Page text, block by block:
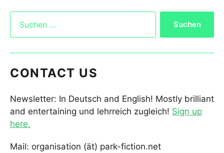
CONTACT US
Newsletter: In Deutsch and English! Mostly brilliant
and entertaining und lehrreich zugleich! Sign up
here.
Mail: organisation (ät) park-fiction.net